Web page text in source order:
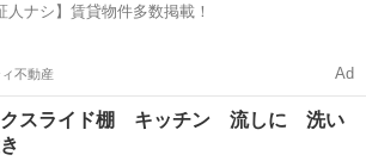
人ナシ】賃貸物件多数掲載！
不動産 Ad
クスライド棚 キッチン 流しに 洗い